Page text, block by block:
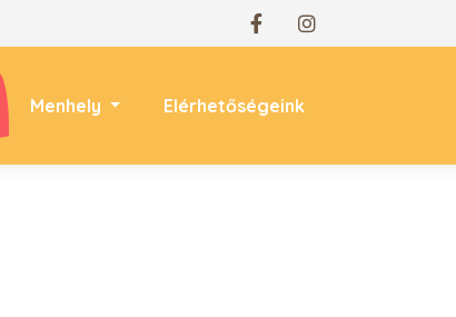
Menhely Elérhetőségeink